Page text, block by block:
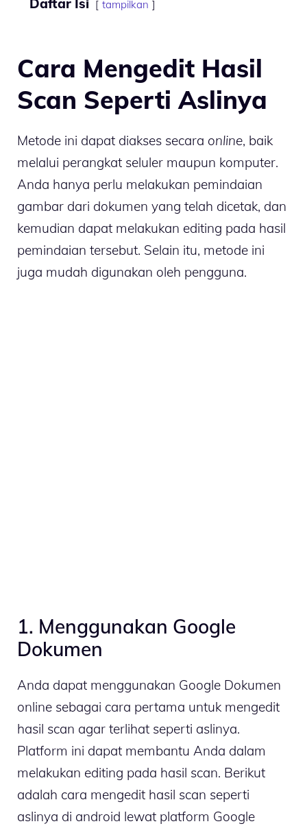
Daftar Isi tampilkan
Cara Mengedit Hasil
Scan Seperti Aslinya
Metode ini dapat diakses secara online, baik
melalui perangkat seluler maupun komputer.
Anda hanya perlu melakukan pemindaian
gambar dari dokumen yang telah dicetak, dan
kemudian dapat melakukan editing pada hasil
pemindaian tersebut. Selain itu, metode ini
juga mudah digunakan oleh pengguna.
1. Menggunakan Google
Dokumen
Anda dapat menggunakan Google Dokumen
online sebagai cara pertama untuk mengedit
hasil scan agar terlihat seperti aslinya.
Platform ini dapat membantu Anda dalam
melakukan editing pada hasil scan. Berikut
adalah cara mengedit hasil scan seperti
aslinya di android lewat platform Google